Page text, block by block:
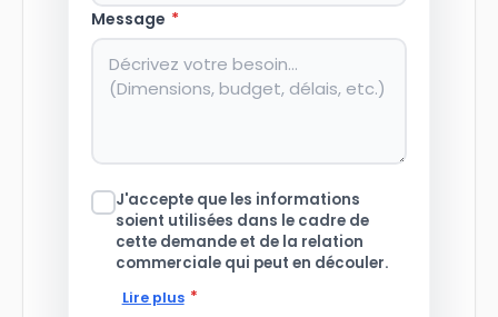
Message *
J'accepte que les informations
soient utilisées dans le cadre de
cette demande et de la relation
commerciale qui peut en découler.
Lire plus *